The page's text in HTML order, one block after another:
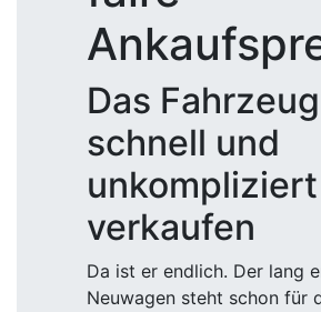
Das Fahrzeug
schnell und
unkompliziert
verkaufen
Da ist er endlich. Der lang
Neuwagen steht schon für